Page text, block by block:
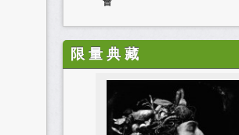
限 量 典 藏